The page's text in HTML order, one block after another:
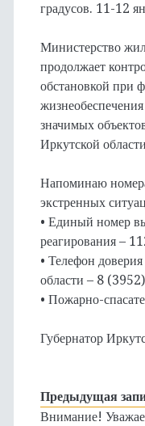
градусов. 11-12
Министерство
продолжает
обстановкой при
значимых
Иркутской
Напоминаю
экстренных
• Единый номер
реагирования –
• Телефон
области – 8
• Пожарно-
Губернатор
Предыдущая
Внимание!